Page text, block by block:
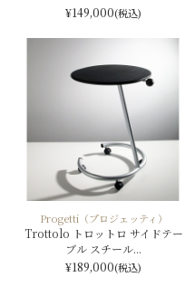
¥149,000(税込)
Progetti（プロジェッティ）
Trottolo トロットロ サイドテー
ブル スチール...
¥189,000(税込)